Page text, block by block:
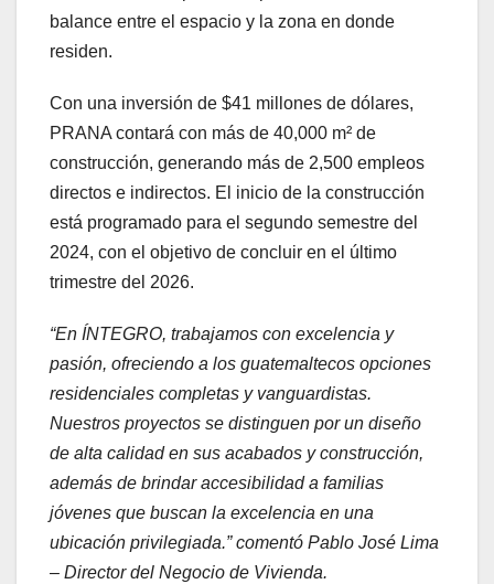
balance entre el espacio y la zona en donde
residen.
Con una inversión de $41 millones de dólares,
PRANA contará con más de 40,000 m² de
construcción, generando más de 2,500 empleos
directos e indirectos. El inicio de la construcción
está programado para el segundo semestre del
2024, con el objetivo de concluir en el último
trimestre del 2026.
“En ÍNTEGRO, trabajamos con excelencia y
pasión, ofreciendo a los guatemaltecos opciones
residenciales completas y vanguardistas.
Nuestros proyectos se distinguen por un diseño
de alta calidad en sus acabados y construcción,
además de brindar accesibilidad a familias
jóvenes que buscan la excelencia en una
ubicación privilegiada.” comentó Pablo José Lima
– Director del Negocio de Vivienda.